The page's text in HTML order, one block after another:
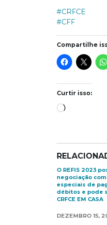
#CRFCE
#CFF
Compartilhe
Curtir isso:
Carregando...
O REFIS 2023
negociação
especiais de
débitos e pode
CRFCE EM CASA
DEZEMBRO 15,